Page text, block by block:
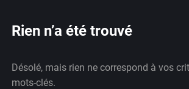
Rien n’a été trouvé
Désolé, mais rien ne correspond à vos
mots-clés.